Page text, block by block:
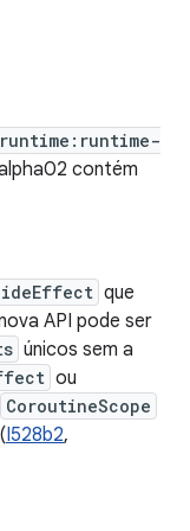
contém
que
API pode ser
únicos sem a
ou
CoroutineScope
I528b2,